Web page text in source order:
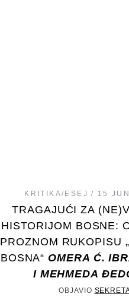
KRITIKA/ESEJ 15
TRAGAJUĆI ZA
HISTORIJOM BOSNE:
PROZNOM RUKOPISU
BOSNA“ OMERA Ć.
I MEHMEDA
OBJAVIO